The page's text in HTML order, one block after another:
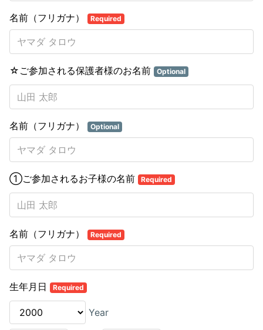
名前（フリガナ） Required
☆ご参加される保護者様のお名前 Optional
名前（フリガナ） Optional
①ご参加されるお子様の名前 Required
名前（フリガナ） Required
生年月日 Required
Year